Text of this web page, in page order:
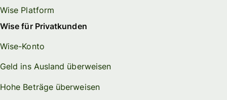
Wise Platform
Wise für Privatkunden
Wise-Konto
Geld ins Ausland überweisen
Hohe Beträge überweisen